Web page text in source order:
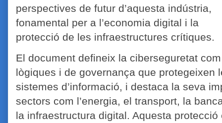
perspectives de futur d’aquesta indústria,
fonamental per a l’economia digital i la
protecció de les infraestructures crítiques.
El document defineix la ciberseguretat
lògiques i de governança que protegeixen
sistemes d’informació, i destaca la seva
sectors com l’energia, el transport, la
la infraestructura digital. Aquesta